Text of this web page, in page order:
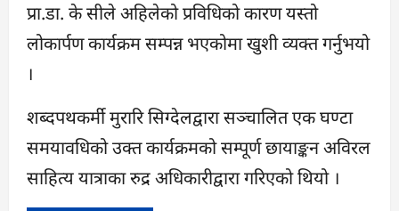
प्रा.डा. के सीले अहिलेको प्रविधिको कारण यस्तो
लोकार्पण कार्यक्रम सम्पन्न भएकोमा खुशी व्यक्त गर्नुभयो
।
शब्दपथकर्मी मुरारि सिग्देलद्वारा सञ्चालित एक घण्टा
समयावधिको उक्त कार्यक्रमको सम्पूर्ण छायाङ्कन अविरल
साहित्य यात्राका रुद्र अधिकारीद्वारा गरिएको थियो ।